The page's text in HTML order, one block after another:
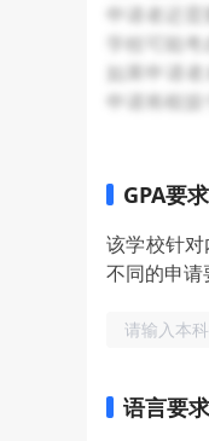
申请者还需
学校可能
如果申请
申请将根
GPA要求
该学校针
不同的申请
语言要求